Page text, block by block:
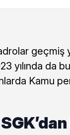
geçmiş
yılında da
Kamu